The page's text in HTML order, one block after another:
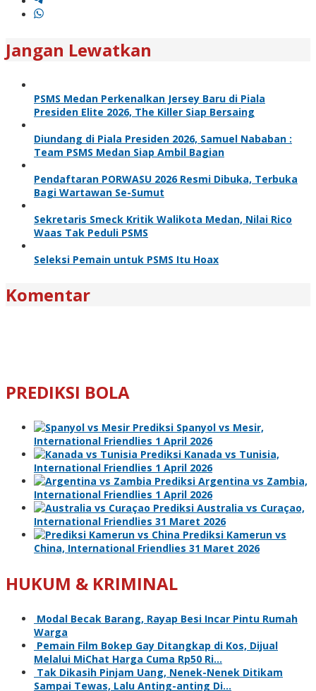
Jangan Lewatkan
PSMS Medan Perkenalkan Jersey Baru di Piala
Presiden Elite 2026, The Killer Siap Bersaing
Diundang di Piala Presiden 2026, Samuel Nababan :
Team PSMS Medan Siap Ambil Bagian
Pendaftaran PORWASU 2026 Resmi Dibuka, Terbuka
Bagi Wartawan Se-Sumut
Sekretaris Smeck Kritik Walikota Medan, Nilai Rico
Waas Tak Peduli PSMS
Seleksi Pemain untuk PSMS Itu Hoax
Komentar
PREDIKSI BOLA
Prediksi Spanyol vs Mesir,
International Friendlies 1 April 2026
Prediksi Kanada vs Tunisia,
International Friendlies 1 April 2026
Prediksi Argentina vs Zambia,
International Friendlies 1 April 2026
Prediksi Australia vs Curaçao,
International Friendlies 31 Maret 2026
Prediksi Kamerun vs
China, International Friendlies 31 Maret 2026
HUKUM & KRIMINAL
Modal Becak Barang, Rayap Besi Incar Pintu Rumah
Warga
Pemain Film Bokep Gay Ditangkap di Kos, Dijual
Melalui MiChat Harga Cuma Rp50 Ri…
Tak Dikasih Pinjam Uang, Nenek-Nenek Ditikam
Sampai Tewas, Lalu Anting-anting Di…